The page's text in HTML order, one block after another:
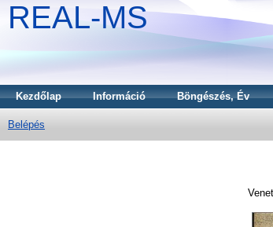
REAL-MS
Kezdőlap Információ Böngészés, Év
Belépés